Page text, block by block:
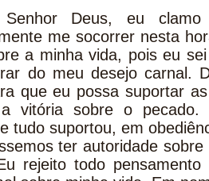
Senhor Deus, eu
me socorrer nesta
a minha vida, pois eu
do meu desejo carnal.
que eu possa suportar
vitória sobre o pecado.
tudo suportou, em
ter autoridade
rejeito todo